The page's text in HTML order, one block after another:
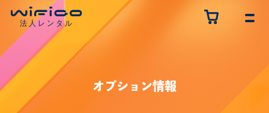
オプション情報